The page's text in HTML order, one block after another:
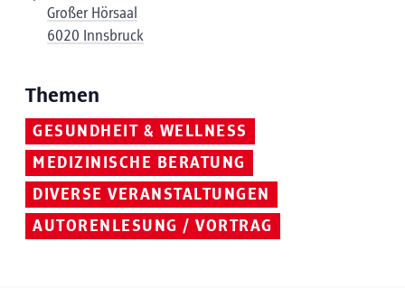
Großer Hörsaal
6020 Innsbruck
Themen
GESUNDHEIT & WELLNESS
MEDIZINISCHE BERATUNG
DIVERSE VERANSTALTUNGEN
AUTORENLESUNG / VORTRAG